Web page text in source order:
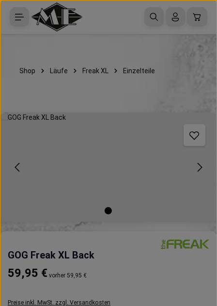
Zum Hauptinhalt springen
Shop Läufe Freak XL Einzelteile
Bildergalerie überspringen
GOG Freak XL Back
Regulärer Preis:
59,95 € vorher 59,95 €
Preise inkl. MwSt. zzgl. Versandkosten